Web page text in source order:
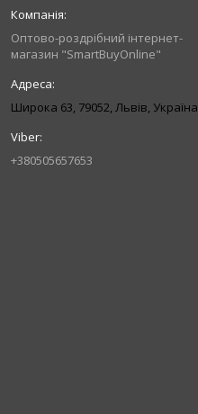
Оптово-роздрібний інтернет-
магазин "SmartBuyOnline"
Широка 63, 79052, Львів, Україна
+380505657653